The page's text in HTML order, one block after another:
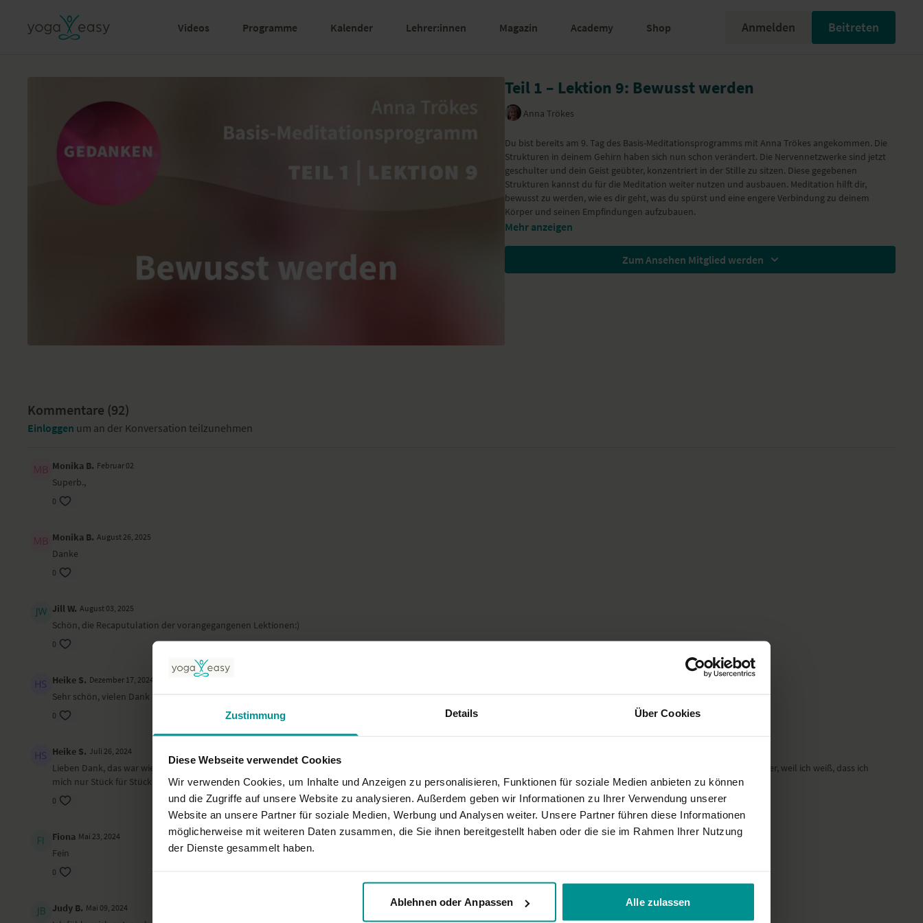
Zustimmung Details Über Cookies
Diese Webseite verwendet Cookies
Wir verwenden Cookies, um Inhalte und Anzeigen zu personalisieren, Funktionen für soziale Medien anbieten zu können
und die Zugriffe auf unsere Website zu analysieren. Außerdem geben wir Informationen zu Ihrer Verwendung unserer
Website an unsere Partner für soziale Medien, Werbung und Analysen weiter. Unsere Partner führen diese Informationen
möglicherweise mit weiteren Daten zusammen, die Sie ihnen bereitgestellt haben oder die sie im Rahmen Ihrer Nutzung
der Dienste gesammelt haben.
Ablehnen oder Anpassen Alle zulassen
Videos Programme Kalender Lehrer:innen Magazin Academy Shop Anmelden Beitreten
Teil 1 – Lektion 9: Bewusst werden
Anna Trökes
Du bist bereits am 9. Tag des Basis-Meditationsprogramms mitAnna Trökes angekommen. Die
Strukturen in deinem Gehirn haben sich nun schon verändert. Die Nervennetzwerke sind jetzt
geschulter und dein Geist geübter, konzentriert in der Stille zu sitzen. Diese gegebenen
Strukturen kannst du für die Meditation weiter nutzen und ausbauen. Meditation hilft dir,
bewusst zu werden, wie es dir geht, was du spürst und eine engere Verbindung zu deinem
Körper und seinen Empfindungen aufzubauen.
Mehr anzeigen
Zum Ansehen Mitglied werden
Kommentare (92)
Einloggen um an der Konversation teilzunehmen
Monika B. Februar 02
Superb.,
0
Monika B. August 26, 2025
Danke
0
Jill W. August 03, 2025
Schön, die Recaputulation der vorangegangenen Lektionen:)
0
Heike S. Dezember 17, 2024
Sehr schön, vielen Dank
0
Heike S. Juli 26, 2024
Lieben Dank, das war wieder so schön entspannend. Ich hatte gerade wieder zuvor mich selbst damit gestresst, was ich alles nicht schaffen kann. Nun bin ich wieder etwas ruhiger, weil ich weiß, dass ich
mich nur Stück für Stück und achtsam vorwärts bewegen muss, um zufrieden zu sein und zu bleiben. Danke :-)
0
Fiona Mai 23, 2024
Fein
0
Judy B. Mai 09, 2024